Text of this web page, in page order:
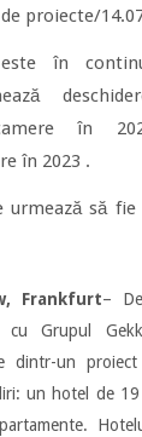
proiecte/
în
camere în
în 2023 .
să fie
Frankfurt–
cu Grupul
dintr-un
un hotel de